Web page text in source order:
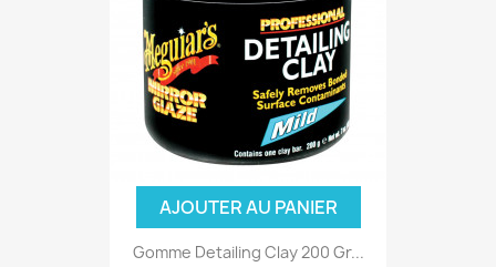
AJOUTER AU PANIER
Gomme Detailing Clay 200 Gr...